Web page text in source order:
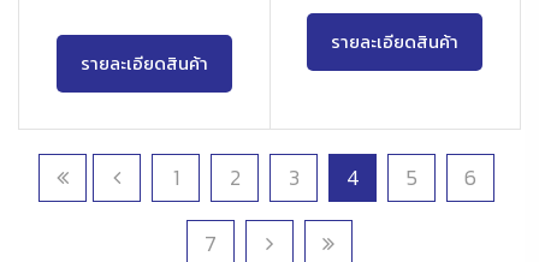
รายละเอียดสินค้า
รายละเอียดสินค้า
1 2 3 4 5 6
7